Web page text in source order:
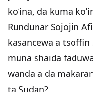
ko’ina, da kuma
Rundunar Sojojin
kasancewa a tsoffin
muna shaida
wanda a da
ta Sudan?